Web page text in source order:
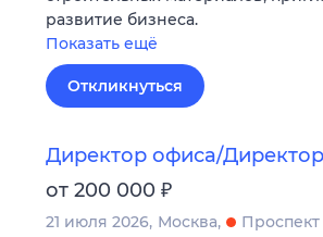
развитие бизнеса.
Показать ещё
Откликнуться
Директор офиса/
от 200 000 ₽
21 июля 2026 Москва